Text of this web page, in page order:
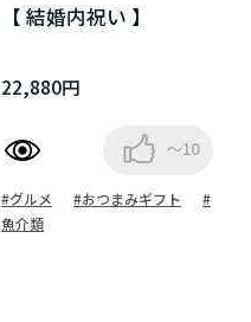
【 結婚内祝い 】
22,880円
～10
#グルメ #おつまみギフト
#
魚介類